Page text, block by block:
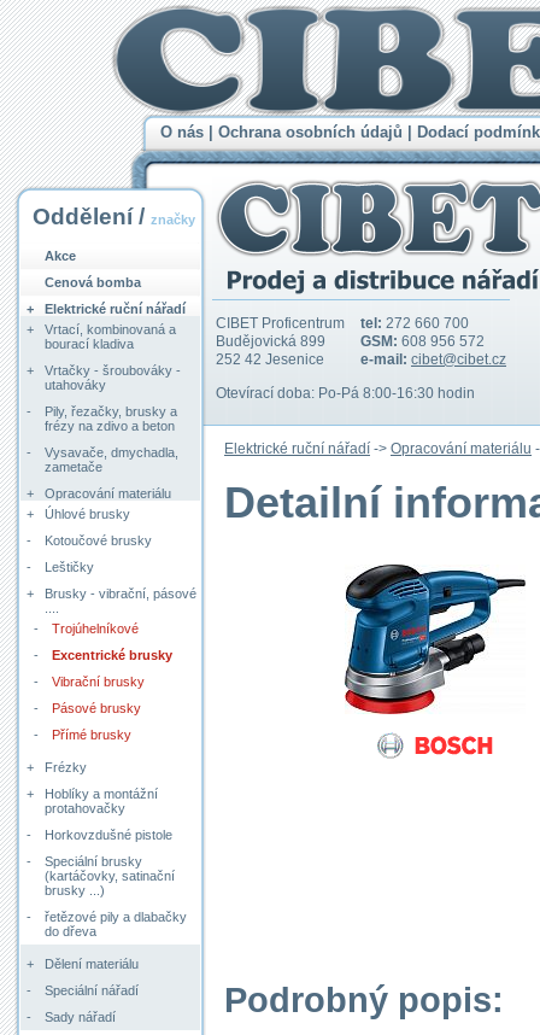
O nás Ochrana osobních údajů Dodací
CIBET Proficentrum
Budějovická 899
252 42 Jesenice
tel: 272 660 700
GSM: 608 956 572
e-mail: cibet@cibet.cz
Otevírací doba: Po-Pá 8:00-16:30 hodin
Elektrické ruční nářadí -> Opracování materiálu
Detailní
Podrobný popis:
Oddělení / značky
Akce
Cenová bomba
+
Elektrické ruční nářadí
+
Vrtací, kombinovaná a
bourací kladiva
+
Vrtačky - šroubováky -
utahováky
-
Pily, řezačky, brusky a
frézy na zdivo a beton
-
Vysavače, dmychadla,
zametače
+
Opracování materiálu
+
Úhlové brusky
-
Kotoučové brusky
-
Leštičky
+
Brusky - vibrační, pásové
-
Trojúhelníkové
-
Excentrické brusky
-
Vibrační brusky
-
Pásové brusky
-
Přímé brusky
+
Frézky
+
Hoblíky a montážní
protahovačky
-
Horkovzdušné pistole
-
Speciální brusky
(kartáčovky, satinační
brusky ...)
-
řetězové pily a dlabačky
do dřeva
+
Dělení materiálu
-
Speciální nářadí
-
Sady nářadí